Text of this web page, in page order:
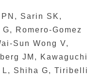
Sarin SK,
Romero-Gomez
Sun Wong V,
JM, Kawaguchi
L, Shiha G, Tiribelli